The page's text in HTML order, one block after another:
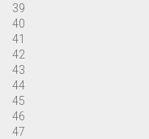
39
40
41
42
43
44
45
46
47